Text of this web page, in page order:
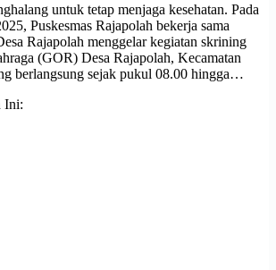
untuk tetap menjaga kesehatan. Pada
Puskesmas Rajapolah bekerja sama
Rajapolah menggelar kegiatan skrining
(GOR) Desa Rajapolah, Kecamatan
berlangsung sejak pukul 08.00 hingga…
Ini: